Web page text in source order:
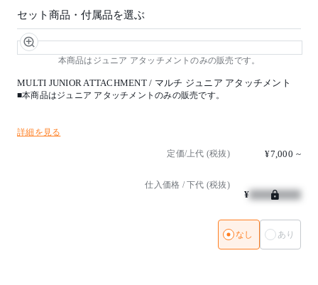
1939~
ノルウェー国立ベルゲン芸術大学卒業後、1970年より
自然に良い姿勢へと導く、｢バランスチェア｣を長年に
北欧及び国際的な数々のデザイン賞を受賞している。
セット商品・付属品を選ぶ
本商品はジュニア アタッチメントのみの販売です。
MULTI JUNIOR ATTACHMENT / マルチ ジュニア アタッチメント
■本商品はジュニア アタッチメントのみの販売です。
詳細を見る
定価/上代 (税抜) ¥7,000 ~
仕入価格 / 下代 (税抜)
¥
なし あり